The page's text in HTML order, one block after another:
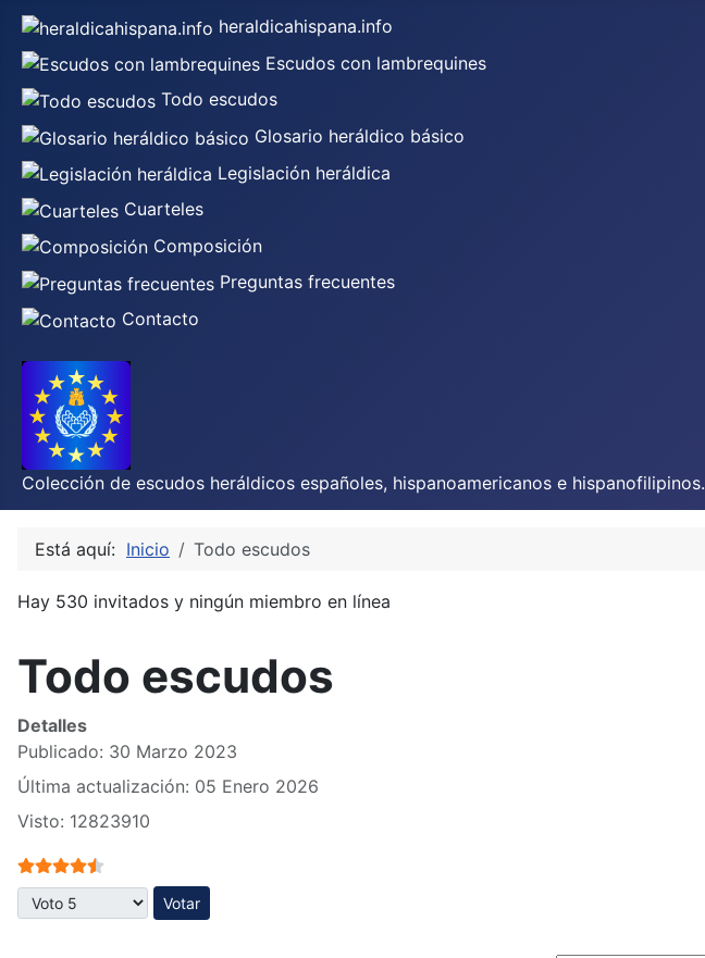
heraldicahispana.info
Escudos con lambrequines
Todo escudos
Glosario heráldico básico
Legislación heráldica
Cuarteles
Composición
Preguntas frecuentes
Contacto
Colección de escudos heráldicos españoles, hispanoamericanos e hispanofilipinos.
Está aquí: Inicio Todo escudos
Hay 530 invitados y ningún miembro en línea
Todo escudos
Detalles
Publicado: 30 Marzo 2023
Última actualización: 05 Enero 2026
Visto: 12823910
Ratio:4.5/
Por favor, vote